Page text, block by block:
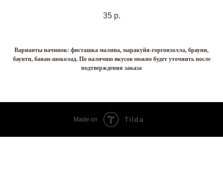
35 р.
Варианты начинок: фисташка малина, маракуйя-горгонзолла, брауни,
баунти, банан-шоколад. По наличию вкусов можно будет уточнить после
подтверждения заказа
Made on Tilda